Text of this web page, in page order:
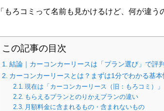
「もろコミって名前も見かけるけど、何が違う
この記事の目次
結論｜カーコンカーリースは「プラン選び」で評
カーコンカーリースとは？まずは1分でわかる基本
現在は「カーコンカーリース（旧：もろコミ）」
もらえるプランとのりかえプランの違い
月額料金に含まれるもの・含まれないもの